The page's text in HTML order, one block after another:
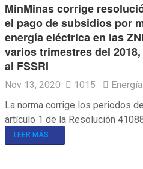
MinMinas corrige
el pago de subsidios por
energía eléctrica en las
varios trimestres del
al FSSRI
Nov 13, 2020 1015
Energía
La norma corrige los periodos
artículo 1 de la Resolución
LEER MÁS ...